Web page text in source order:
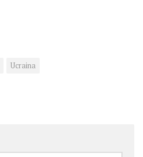
Ucraina